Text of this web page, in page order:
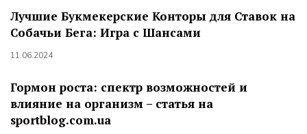
Лучшие Букмекерские Конторы для Ставок на
Собачьи Бега: Игра с Шансами
11.06.2024
Гормон роста: спектр возможностей и
влияние на организм – статья на
sportblog.com.ua